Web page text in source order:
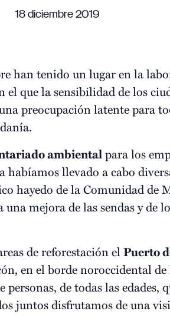
18 diciembre 2019
han tenido un lugar en la
que la sensibilidad de los
preocupación latente para
ambientalpara los
llevado a cabo
hayedo de la Comunidad
mejora de las sendas y de
de reforestación elPuerto
en el borde noroccidental
de todas las edades,
juntos disfrutamos de una